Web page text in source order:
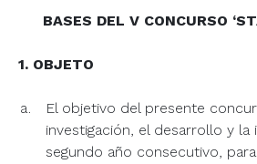
BASES DEL V CONCURSO
1. OBJETO
El objetivo del presente
investigación, el desarrollo y la
segundo año consecutivo,